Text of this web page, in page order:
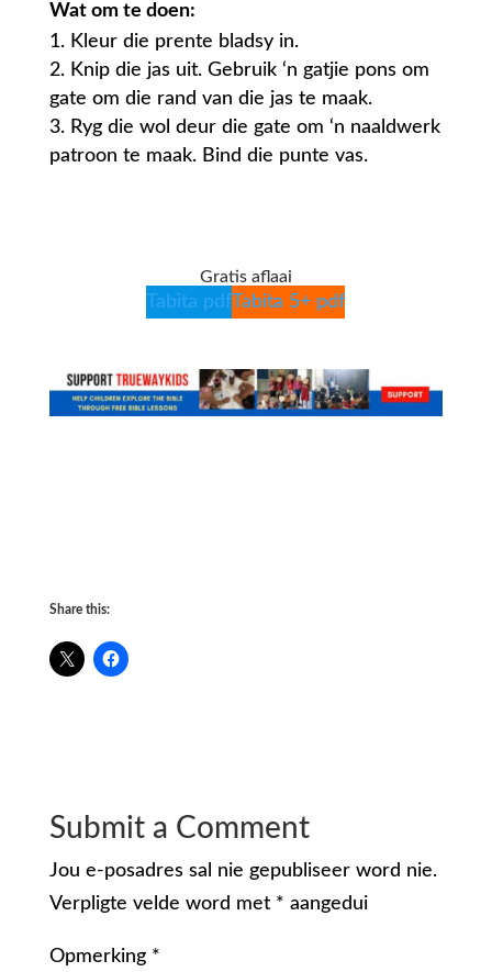
Wat om te doen:
Kleur die prente bladsy in.
Knip die jas uit. Gebruik ‘n gatjie pons om
gate om die rand van die jas te maak.
Ryg die wol deur die gate om ‘n naaldwerk
patroon te maak. Bind die punte vas.
Gratis aflaai
Tabita pdf Tabita 5+ pdf
Share this:
Submit a Comment
Jou e-posadres sal nie gepubliseer word nie.
Verpligte velde word met * aangedui
Opmerking *